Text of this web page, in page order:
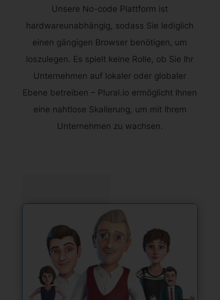
Unsere No-code Plattform ist
hardwareunabhängig, sodass Sie lediglich
einen gängigen Browser benötigen, um
loszulegen. Es spielt keine Rolle, ob Sie Ihr
Unternehmen auf lokaler oder globaler
Ebene betreiben – Plural.io ermöglicht Ihnen
eine nahtlose Skalierung, um mit Ihrem
Unternehmen zu wachsen.